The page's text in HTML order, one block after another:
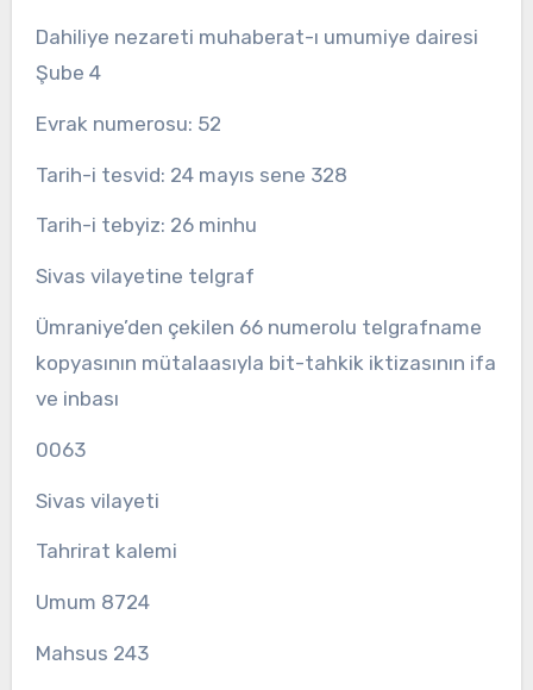
Dahiliye nezareti muhaberat-ı umumiye dairesi
Şube 4
Evrak numerosu: 52
Tarih-i tesvid: 24 mayıs sene 328
Tarih-i tebyiz: 26 minhu
Sivas vilayetine telgraf
Ümraniye’den çekilen 66 numerolu telgrafname
kopyasının mütalaasıyla bit-tahkik iktizasının ifa
ve inbası
0063
Sivas vilayeti
Tahrirat kalemi
Umum 8724
Mahsus 243